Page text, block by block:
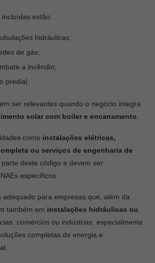
estão:
hidráulicas;
de gás;
a incêndio;
predial.
ser relevantes quando o negócio integra
solar com boiler e encanamento
como instalações elétricas,
ou serviços de engenharia de
deste código e devem ser
específicos.
adequado para empresas que, além da
também em instalações hidráulicas ou
comércios ou indústrias, especialmente
completas de energia e